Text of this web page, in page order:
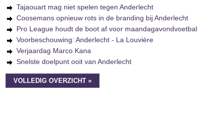
Tajaouart mag niet spelen tegen Anderlecht
Coosemans opnieuw rots in de branding bij Anderlecht
Pro League houdt de boot af voor maandagavondvoetbal
Voorbeschouwing: Anderlecht - La Louvière
Verjaardag Marco Kana
Snelste doelpunt ooit van Anderlecht
VOLLEDIG OVERZICHT »